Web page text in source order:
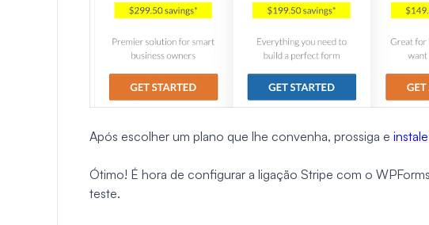
Após escolher um plano que lhe convenha, prossiga e
Ótimo! É hora de configurar a ligação Stripe com o
teste.